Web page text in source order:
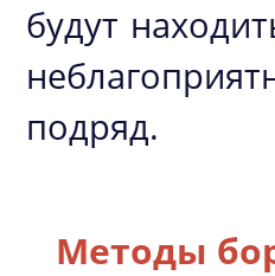
будут
подряд.
Методы